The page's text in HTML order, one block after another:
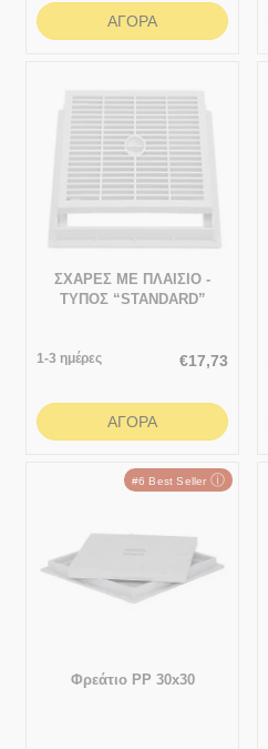
ΑΓΟΡΆ
ΣΧΑΡΕΣ ΜΕ ΠΛΑΙΣΙΟ -
ΤΥΠΟΣ “STANDARD”
1-3 ημέρες €17,73
ΑΓΟΡΆ
#6 Best Seller ⓘ
Φρεάτιο PP 30x30